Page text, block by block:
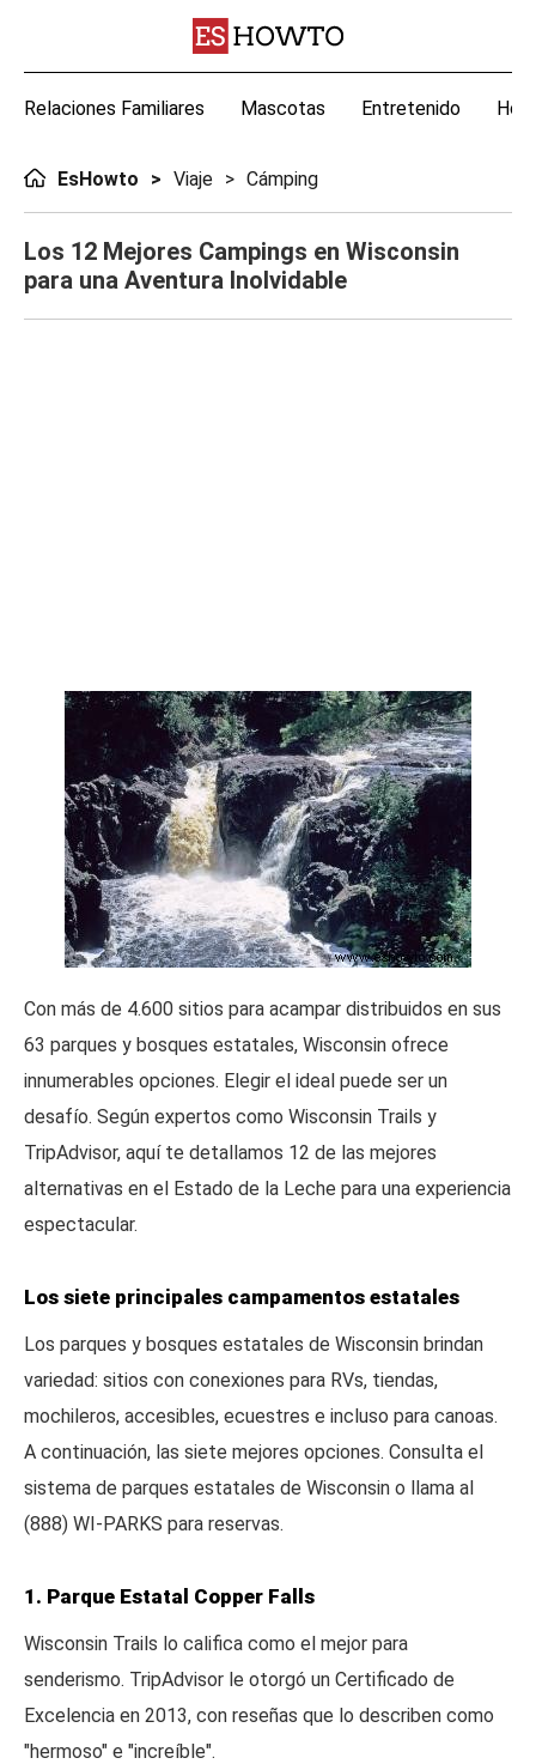
Relaciones Familiares Mascotas Entretenido
EsHowto Viaje Cámping
Los 12 Mejores Campings en Wisconsin
para una Aventura Inolvidable
Con más de 4.600 sitios para acampar distribuidos en sus
63 parques y bosques estatales, Wisconsin ofrece
innumerables opciones. Elegir el ideal puede ser un
desafío. Según expertos como Wisconsin Trails y
TripAdvisor, aquí te detallamos 12 de las mejores
alternativas en el Estado de la Leche para una experiencia
espectacular.
Los siete principales campamentos estatales
Los parques y bosques estatales de Wisconsin brindan
variedad: sitios con conexiones para RVs, tiendas,
mochileros, accesibles, ecuestres e incluso para canoas.
A continuación, las siete mejores opciones. Consulta el
sistema de parques estatales de Wisconsin o llama al
(888) WI-PARKS para reservas.
1. Parque Estatal Copper Falls
Wisconsin Trails lo califica como el mejor para
senderismo. TripAdvisor le otorgó un Certificado de
Excelencia en 2013, con reseñas que lo describen como
"hermoso" e "increíble".